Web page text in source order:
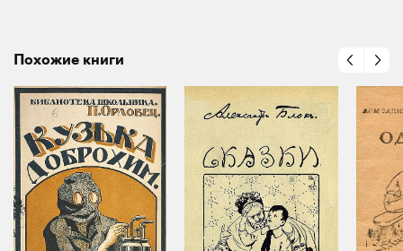
Похожие книги